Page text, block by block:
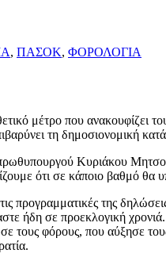
, ΠΑΣΟΚ, ΦΟΡΟΛΟΓΙΑ
μέτρο που ανακουφίζει
τη δημοσιονομική
Κυριάκου
ότι σε κάποιο βαθμό
προγραμματικές της
ήδη σε προεκλογική
φόρους, που αύξησε